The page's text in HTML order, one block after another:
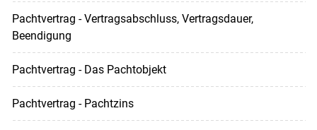
Pachtvertrag - Vertragsabschluss, Vertragsdauer,
Beendigung
Pachtvertrag - Das Pachtobjekt
Pachtvertrag - Pachtzins